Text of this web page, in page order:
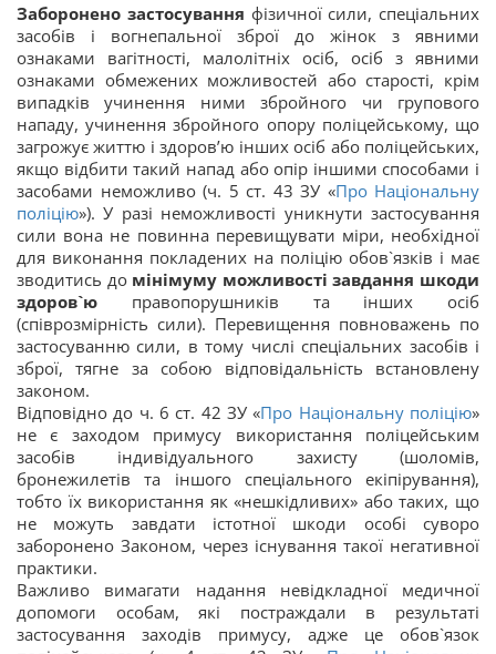
Заборонено застосування фізичної сили, спеціальних
засобів і вогнепальної зброї до жінок з явними
ознаками вагітності, малолітніх осіб, осіб з явними
ознаками обмежених можливостей або старості, крім
випадків учинення ними збройного чи групового
нападу, учинення збройного опору поліцейському, що
загрожує життю і здоров’ю інших осіб або поліцейських,
якщо відбити такий напад або опір іншими способами і
засобами неможливо (ч. 5 ст. 43 ЗУ «Про Національну
поліцію»). У разі неможливості уникнути застосування
сили вона не повинна перевищувати міри, необхідної
для виконання покладених на поліцію обов`язків і має
зводитись до мінімуму можливості завдання шкоди
здоров`ю правопорушників та інших осіб
(співрозмірність сили). Перевищення повноважень по
застосуванню сили, в тому числі спеціальних засобів і
зброї, тягне за собою відповідальність встановлену
законом.
Відповідно до ч. 6 ст. 42 ЗУ «Про Національну поліцію»
не є заходом примусу використання поліцейським
засобів індивідуального захисту (шоломів,
бронежилетів та іншого спеціального екіпірування),
тобто їх використання як «нешкідливих» або таких, що
не можуть завдати істотної шкоди особі суворо
заборонено Законом, через існування такої негативної
практики.
Важливо вимагати надання невідкладної медичної
допомоги особам, які постраждали в результаті
застосування заходів примусу, адже це обов`язок